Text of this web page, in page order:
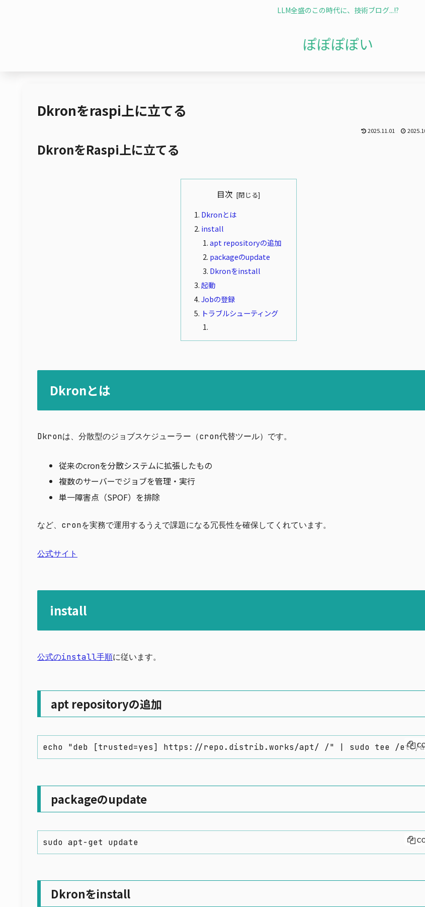
LLM全盛のこの時代に、技術ブログ...!?
ぽぽぽぽい
Dkronをraspi上に立てる
2025.11.01
DkronをRaspi上に立てる
目次
Dkronとは
install
apt repositoryの追加
packageのupdate
Dkronをinstall
起動
Jobの登録
トラブルシューティング
Dkronとは
Dkronは、分散型のジョブスケジューラー（cron代替ツール）です。
従来のcronを分散システムに拡張したもの
複数のサーバーでジョブを管理・実行
単一障害点（SPOF）を排除
など、cronを実務で運用するうえで課題になる冗長性を確保してくれています。
公式サイト
install
公式のinstall手順に従います。
apt repositoryの追加
echo "deb [trusted=yes] https://repo.distrib.works/apt/ /" | sudo tee /
packageのupdate
sudo apt-get update
Dkronをinstall